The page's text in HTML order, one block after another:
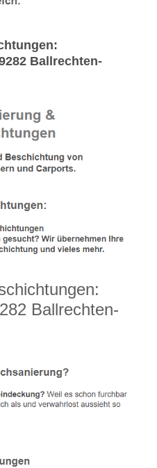
Ballrechten-
Ballrechten-